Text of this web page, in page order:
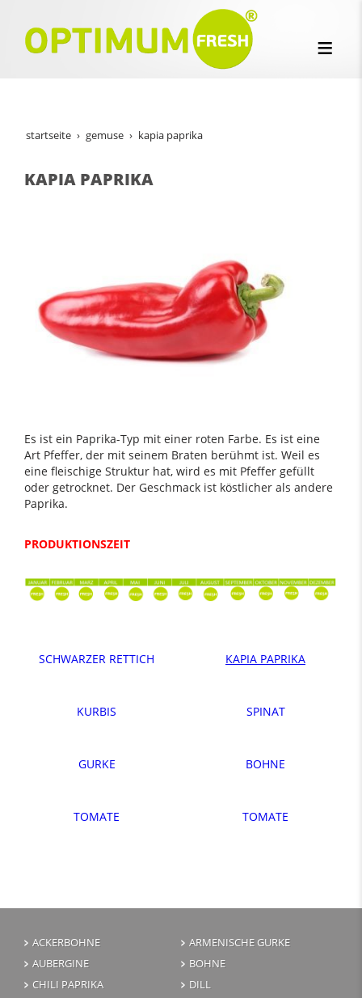
startseite gemuse kapia paprika
KAPIA PAPRIKA
Es ist ein Paprika-Typ mit einer roten Farbe. Es ist eine
Art Pfeffer, der mit seinem Braten berühmt ist. Weil es
eine fleischige Struktur hat, wird es mit Pfeffer gefüllt
oder getrocknet. Der Geschmack ist köstlicher als andere
Paprika.
PRODUKTIONSZEIT
SCHWARZER RETTICH KAPIA PAPRIKA
KURBIS SPINAT
GURKE BOHNE
TOMATE TOMATE
ACKERBOHNE
ARMENISCHE GURKE
AUBERGINE
BOHNE
CHILI PAPRIKA
DILL